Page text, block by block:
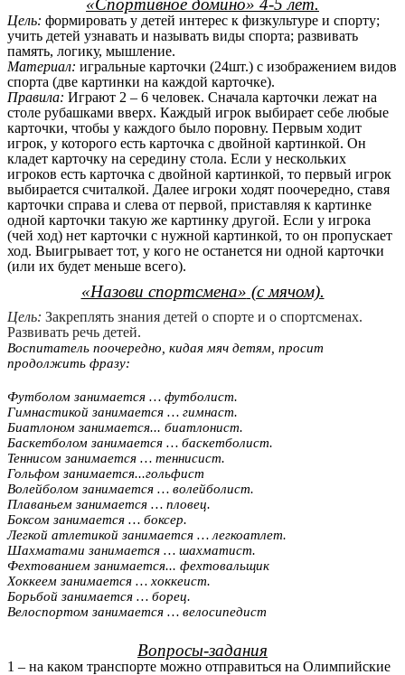
«Спортивное домино» 4-5 лет.
Цель: формировать у детей интерес к физкультуре и спорту;
учить детей узнавать и называть виды спорта; развивать
память, логику, мышление.
Материал: игральные карточки (24шт.) с изображением видов
спорта (две картинки на каждой карточке).
Правила: Играют 2 – 6 человек. Сначала карточки лежат на
столе рубашками вверх. Каждый игрок выбирает себе любые
карточки, чтобы у каждого было поровну. Первым ходит
игрок, у которого есть карточка с двойной картинкой. Он
кладет карточку на середину стола. Если у нескольких
игроков есть карточка с двойной картинкой, то первый игрок
выбирается считалкой. Далее игроки ходят поочередно, ставя
карточки справа и слева от первой, приставляя к картинке
одной карточки такую же картинку другой. Если у игрока
(чей ход) нет карточки с нужной картинкой, то он пропускает
ход. Выигрывает тот, у кого не останется ни одной карточки
(или их будет меньше всего).
«Назови спортсмена» (с мячом).
Цель: Закреплять знания детей о спорте и о спортсменах.
Развивать речь детей.
Воспитатель поочередно, кидая мяч детям, просит
продолжить фразу:
Футболом занимается … футболист.
Гимнастикой занимается … гимнаст.
Биатлоном занимается... биатлонист.
Баскетболом занимается … баскетболист.
Теннисом занимается … теннисист.
Гольфом занимается...гольфист
Волейболом занимается … волейболист.
Плаваньем занимается … пловец.
Боксом занимается … боксер.
Легкой атлетикой занимается … легкоатлет.
Шахматами занимается … шахматист.
Фехтованием занимается... фехтовальщик
Хоккеем занимается … хоккеист.
Борьбой занимается … борец.
Велоспортом занимается … велосипедист
Вопросы-задания
1 – на каком транспорте можно отправиться на Олимпийские